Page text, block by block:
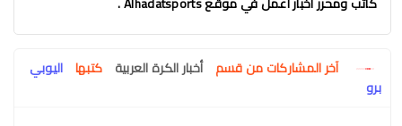
آخر المشاركات من قسم أخبار الكرة العربية كتبها اليوبي
برو